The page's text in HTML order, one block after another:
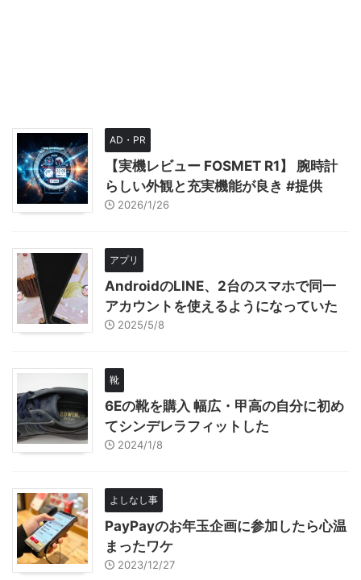
AD・PR
【実機レビュー FOSMET R1】 腕時計
らしい外観と充実機能が良き #提供
2026/1/26
アプリ
AndroidのLINE、2台のスマホで同一
アカウントを使えるようになっていた
2025/5/8
靴
6Eの靴を購入 幅広・甲高の自分に初め
てシンデレラフィットした
2024/1/8
よしなし事
PayPayのお年玉企画に参加したら心温
まったワケ
2023/12/27